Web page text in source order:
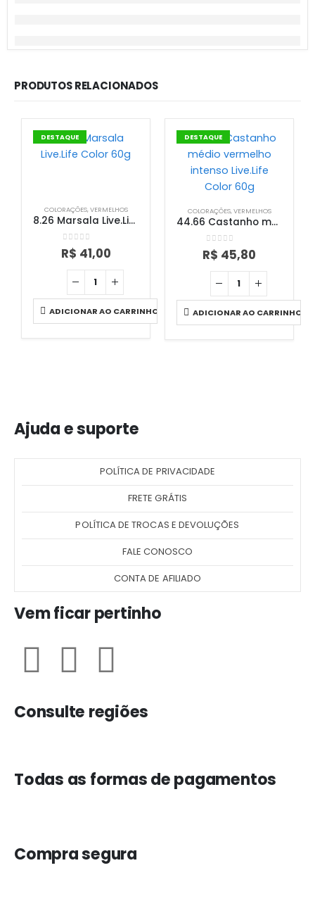
PRODUTOS RELACIONADOS
DESTAQUE
COLORAÇÕES,VERMELHOS
8.26 Marsala Live.Life Color 60g
0 out of 5
R$ 41,00
ADICIONAR AO CARRINHO
DESTAQUE
COLORAÇÕES,VERMELHOS
44.66 Castanho médio vermelho intenso Live.Life Color 60g
0 out of 5
R$ 45,80
ADICIONAR AO CARRINHO
Ajuda e suporte
POLÍTICA DE PRIVACIDADE
FRETE GRÁTIS
POLÍTICA DE TROCAS E DEVOLUÇÕES
FALE CONOSCO
CONTA DE AFILIADO
Vem ficar pertinho
Consulte regiões
Todas as formas de pagamentos
Compra segura